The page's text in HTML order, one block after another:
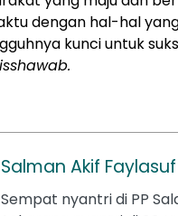
dengan hal-hal
kunci untuk
Salman Akif Faylasuf
Sempat nyantri di PP